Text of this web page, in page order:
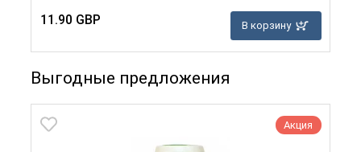
11.90 GBP В корзину
Выгодные предложения
Акция